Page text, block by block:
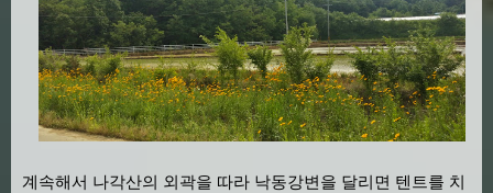
계속해서 나각산의 외곽을 따라 낙동강변을 달리면 텐트를 치